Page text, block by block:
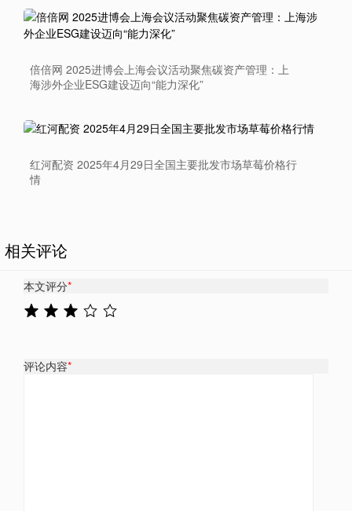
倍倍网 2025进博会上海会议活动聚焦碳资产管理：上
海涉外企业ESG建设迈向“能力深化”
红河配资 2025年4月29日全国主要批发市场草莓价格行
情
相关评论
本文评分*
评论内容*